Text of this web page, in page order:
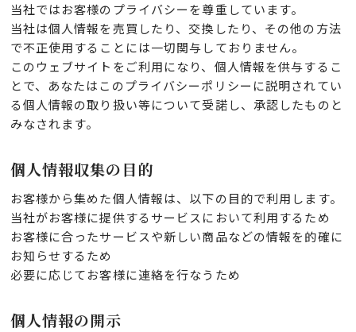
当社ではお客様のプライバシーを尊重しています。
当社は個人情報を売買したり、交換したり、その他の方法
で不正使用することには一切関与しておりません。
このウェブサイトをご利用になり、個人情報を供与するこ
とで、あなたはこのプライバシーポリシーに説明されてい
る個人情報の取り扱い等について受諾し、承認したものと
みなされます。
個人情報収集の目的
お客様から集めた個人情報は、以下の目的で利用します。
当社がお客様に提供するサービスにおいて利用するため
お客様に合ったサービスや新しい商品などの情報を的確に
お知らせするため
必要に応じてお客様に連絡を行なうため
個人情報の開示